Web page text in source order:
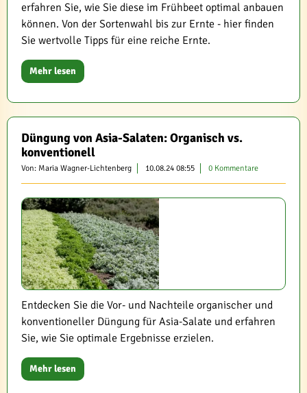
erfahren Sie, wie Sie diese im Frühbeet optimal anbauen
können. Von der Sortenwahl bis zur Ernte - hier finden
Sie wertvolle Tipps für eine reiche Ernte.
Mehr lesen
Düngung von Asia-Salaten: Organisch vs.
konventionell
Von: Maria Wagner-Lichtenberg 10.08.24 08:55 0 Kommentare
Entdecken Sie die Vor- und Nachteile organischer und
konventioneller Düngung für Asia-Salate und erfahren
Sie, wie Sie optimale Ergebnisse erzielen.
Mehr lesen